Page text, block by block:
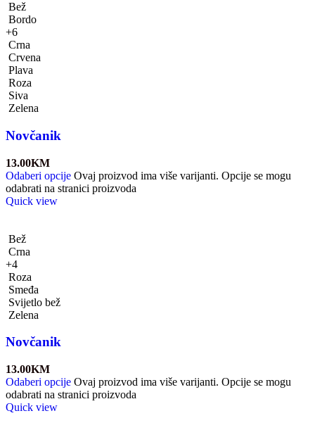
Bež
Bordo
+6
Crna
Crvena
Plava
Roza
Siva
Zelena
Novčanik
13.00KM
Odaberi opcije Ovaj proizvod ima više varijanti. Opcije se mogu
odabrati na stranici proizvoda
Quick view
Bež
Crna
+4
Roza
Smeđa
Svijetlo bež
Zelena
Novčanik
13.00KM
Odaberi opcije Ovaj proizvod ima više varijanti. Opcije se mogu
odabrati na stranici proizvoda
Quick view